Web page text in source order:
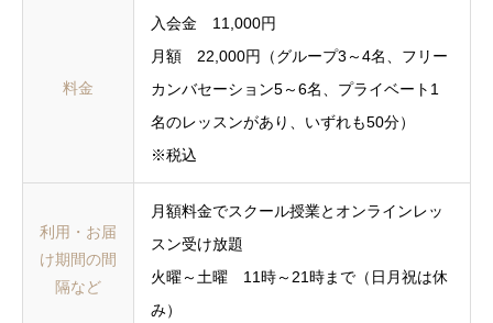
料金
入会金 11,000円
月額 22,000円（グループ3～4名、フリー
カンバセーション5～6名、プライベート1
名のレッスンがあり、いずれも50分）
※税込
利用・お届
け期間の間
隔など
月額料金でスクール授業とオンラインレッ
スン受け放題
火曜～土曜 11時～21時まで（日月祝は休
み）